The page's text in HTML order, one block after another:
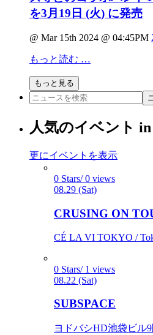
を3月19日 (火) に発売
@ Mar 15th 2024 @ 04:45PM
もっと読む …
もっと見る
人気のイベント in
更にイベントを表示
0 Stars/ 0 views
08.29 (Sat)
CRUSING ON
CÉ LA VI TOKYO /
0 Stars/ 1 views
08.22 (Sat)
SUBSPACE
ヨドバシHD池袋ビル